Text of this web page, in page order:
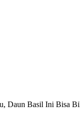
Daun Basil Ini Bisa